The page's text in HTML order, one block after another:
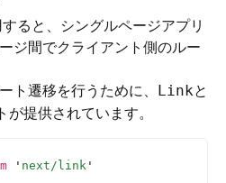
ると、シングルページアプリ
ジ間でクライアント側のルー
ト遷移を行うために、 Linkと
提供されています。
' next/link '